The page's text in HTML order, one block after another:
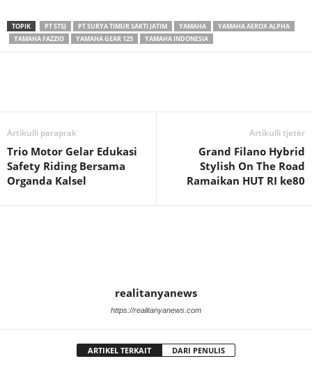
TOPIK PT STSJ PT SURYA TIMUR SAKTI JATIM YAMAHA
YAMAHA AEROX ALPHA
YAMAHA FAZZIO
YAMAHA GEAR 125 YAMAHA INDONESIA
Artikulli paraprak
Trio Motor Gelar Edukasi
Safety Riding Bersama
Organda Kalsel
Artikulli tjetër
Grand Filano Hybrid
Stylish On The Road
Ramaikan HUT RI ke80
realitanyanews
https://realitanyanews.com
ARTIKEL TERKAIT DARI PENULIS